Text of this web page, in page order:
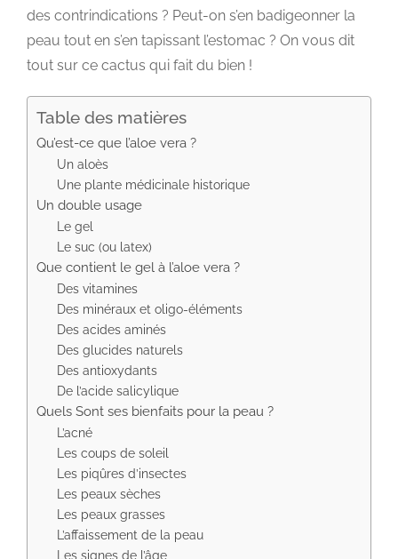
des contrindications ? Peut-on s’en badigeonner la
peau tout en s’en tapissant l’estomac ? On vous dit
tout sur ce cactus qui fait du bien !
Table des matières
Qu’est-ce que l’aloe vera ?
Un aloès
Une plante médicinale historique
Un double usage
Le gel
Le suc (ou latex)
Que contient le gel à l’aloe vera ?
Des vitamines
Des minéraux et oligo-éléments
Des acides aminés
Des glucides naturels
Des antioxydants
De l’acide salicylique
Quels Sont ses bienfaits pour la peau ?
L’acné
Les coups de soleil
Les piqûres d’insectes
Les peaux sèches
Les peaux grasses
L’affaissement de la peau
Les signes de l’âge